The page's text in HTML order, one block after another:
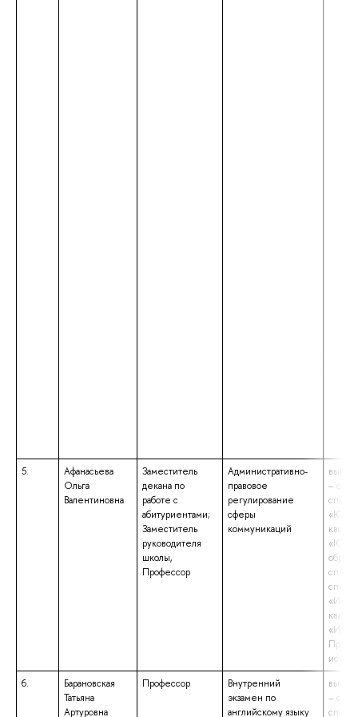
5.
Афанасьева
Ольга
Валентиновна
Заместитель
декана по
работе с
абитуриентами;
Заместитель
руководителя
школы,
Профессор
Административно-
правовое
регулирование
сферы
коммуникаций
–
6.
Барановская
Татьяна
Артуровна
Профессор
Внутренний
экзамен по
английскому языку
–